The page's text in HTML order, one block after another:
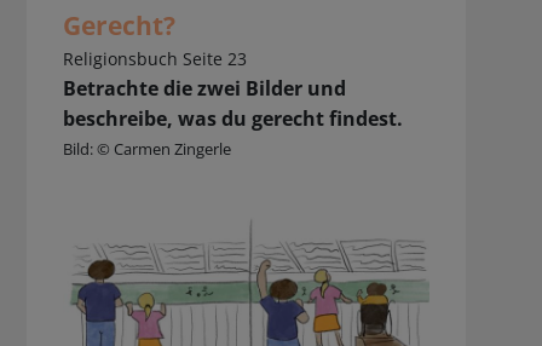
Gerecht?
Religionsbuch Seite 23
Betrachte die zwei Bilder und
beschreibe, was du gerecht findest.
Bild: © Carmen Zingerle